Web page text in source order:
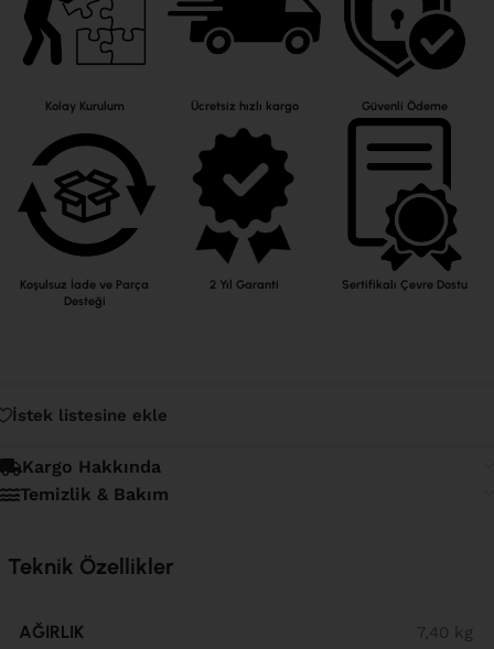
Kolay Kurulum
Koşulsuz İade ve Parça
Desteği
Ücretsiz hızlı kargo
2 Yıl Garanti
Güvenli Ödeme
Sertifikalı Çevre Dostu
İstek listesine ekle
Kargo Hakkında
Temizlik & Bakım
Teknik Özellikler
AĞIRLIK 7,40 kg